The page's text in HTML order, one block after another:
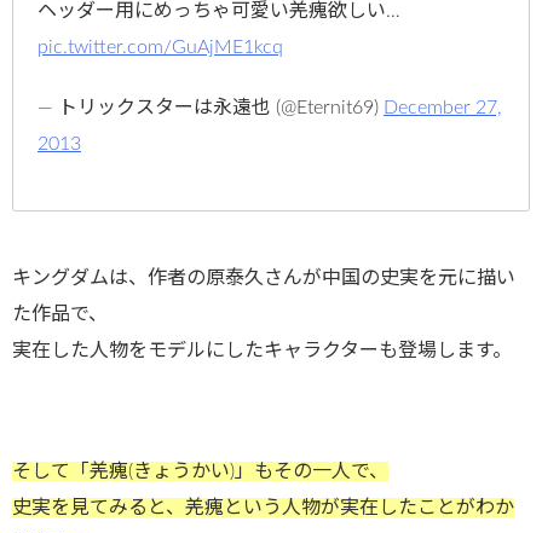
ヘッダー用にめっちゃ可愛い羌瘣欲しい…
pic.twitter.com/GuAjME1kcq
— トリックスターは永遠也 (@Eternit69) December 27,
2013
キングダムは、作者の原泰久さんが中国の史実を元に描い
た作品で、
実在した人物をモデルにしたキャラクターも登場します。
そして「羌瘣(きょうかい)」もその一人で、
史実を見てみると、羌瘣という人物が実在したことがわか